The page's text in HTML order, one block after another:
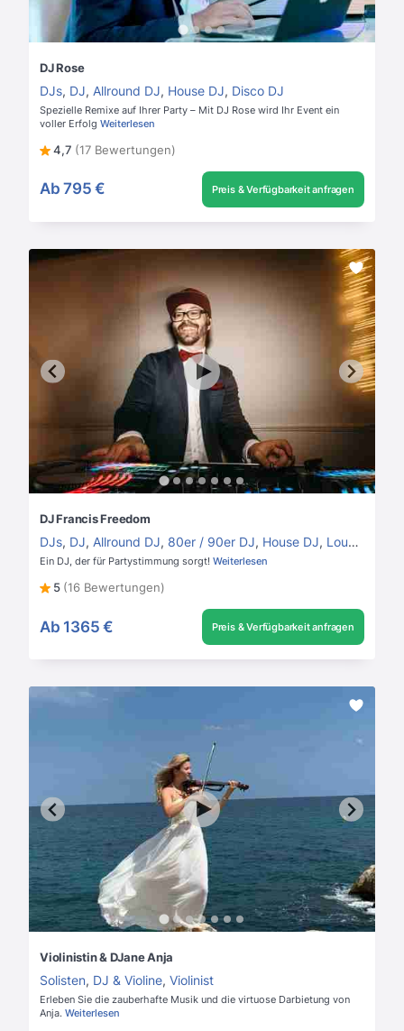
DJ Rose
DJs, DJ, Allround DJ, House DJ, Disco DJ
Spezielle Remixe auf Ihrer Party – Mit DJ Rose wird Ihr Event ein
voller Erfolg Weiterlesen
4,7 (17 Bewertungen)
Ab 795 € Preis & Verfügbarkeit anfragen
DJ Francis Freedom
DJs, DJ, Allround DJ, 80er / 90er DJ, House DJ, Lounge DJ
Ein DJ, der für Partystimmung sorgt! Weiterlesen
5 (16 Bewertungen)
Ab 1365 € Preis & Verfügbarkeit anfragen
Violinistin & DJane Anja
Solisten, DJ & Violine, Violinist
Erleben Sie die zauberhafte Musik und die virtuose Darbietung von
Anja. Weiterlesen